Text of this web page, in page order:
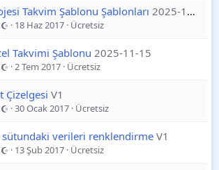
Takvim Şablonu Şablonları 2025-11-12
18 Haz 2017 Ücretsiz
Takvimi Şablonu 2025-11-15
2 Tem 2017 Ücretsiz
Çizelgesi V1
30 Ocak 2017 Ücretsiz
sütundaki verileri renklendirme V1
13 Şub 2017 Ücretsiz